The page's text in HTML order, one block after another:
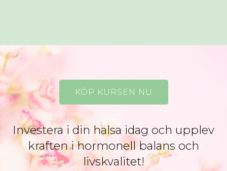
KÖP KURSEN NU
Investera i din hälsa idag och upplev
kraften i hormonell balans och
livskvalitet!